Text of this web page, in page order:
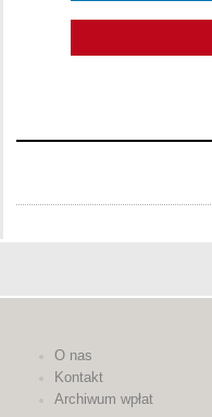
O nas
Kontakt
Archiwum wpłat